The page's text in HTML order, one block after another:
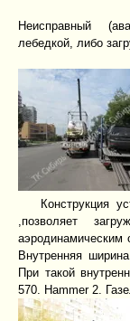
Неисправный
лебедкой, либо
Конструкция
,позволяет
Внутренняя
При такой
570. Hammer 2.